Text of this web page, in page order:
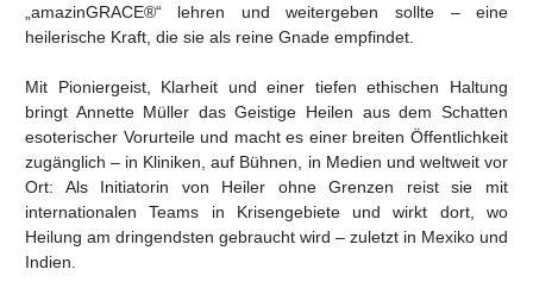
„amazinGRACE®“ lehren und weitergeben sollte – eine
heilerische Kraft, die sie als reine Gnade empfindet.
Mit Pioniergeist, Klarheit und einer tiefen ethischen Haltung
bringt Annette Müller das Geistige Heilen aus dem Schatten
esoterischer Vorurteile und macht es einer breiten Öffentlichkeit
zugänglich – in Kliniken, auf Bühnen, in Medien und weltweit vor
Ort: Als Initiatorin von Heiler ohne Grenzen reist sie mit
internationalen Teams in Krisengebiete und wirkt dort, wo
Heilung am dringendsten gebraucht wird – zuletzt in Mexiko und
Indien.